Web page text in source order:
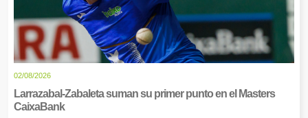
02/08/2026
Larrazabal-Zabaleta suman su primer punto en el Masters
CaixaBank